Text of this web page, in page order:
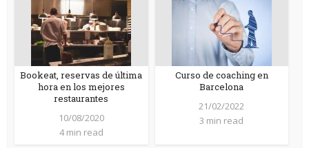
Bookeat, reservas de última
hora en los mejores
restaurantes
10/08/2020
4 min read
Curso de coaching en
Barcelona
21/02/2022
3 min read